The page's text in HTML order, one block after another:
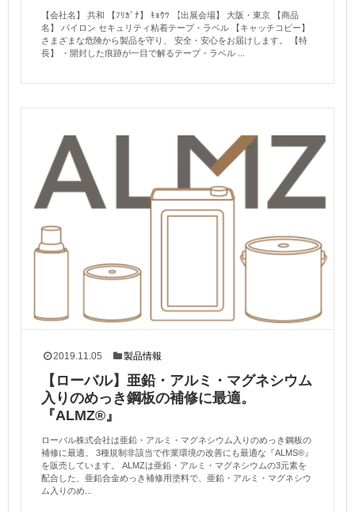
【会社名】 共和 【ﾌﾘｶﾞﾅ】 ｷｮｳﾜ 【出展会場】 大阪・東京 【商品
名】 パイロン セキュリティ粘着テープ・ラベル 【キャッチコピー】
さまざまな危険から製品を守り、 安全・安心をお届けします。 【特
長】 ・開封した痕跡が一目で解るテープ・ラベル ...
2019.11.05 製品情報
【ローバル】亜鉛・アルミ・マグネシウム
入りのめっき鋼板の補修に最適。
『ALMZ®』
ローバル株式会社は亜鉛・アルミ・マグネシウム入りのめっき鋼板の
補修に最適。 3種規制非該当で作業環境の改善にも最適な『ALMS®』
を販売しています。 ALMZは亜鉛・アルミ・マグネシウムの3元素を
配合した、亜鉛合金めっき補修用塗料で、亜鉛・アルミ・マグネシウ
ム入りのめ...